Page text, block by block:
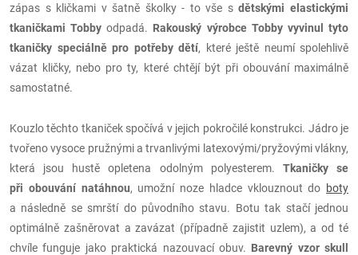
zápas s kličkami v šatně školky - to vše sdětskými elastickými
tkaničkami Tobby odpadá. Rakouský výrobce Tobby vyvinul tyto
tkaničky speciálně pro potřeby dětí, které ještě neumí spolehlivě
vázat kličky, nebo pro ty, které chtějí být při obouvání maximálně
samostatné.
Kouzlo těchto tkaniček spočívá v jejich pokročilé konstrukci. Jádro je
tvořeno vysoce pružnými a trvanlivými latexovými/pryžovými vlákny,
která jsou hustě opletena odolným polyesterem. Tkaničky se
při obouvání natáhnou, umožní noze hladce vklouznout do boty
a následně se smrští do původního stavu. Botu tak stačí jednou
optimálně zašněrovat a zavázat (případně zajistit uzlem), a od té
chvíle funguje jako praktická nazouvací obuv. Barevný vzor skull